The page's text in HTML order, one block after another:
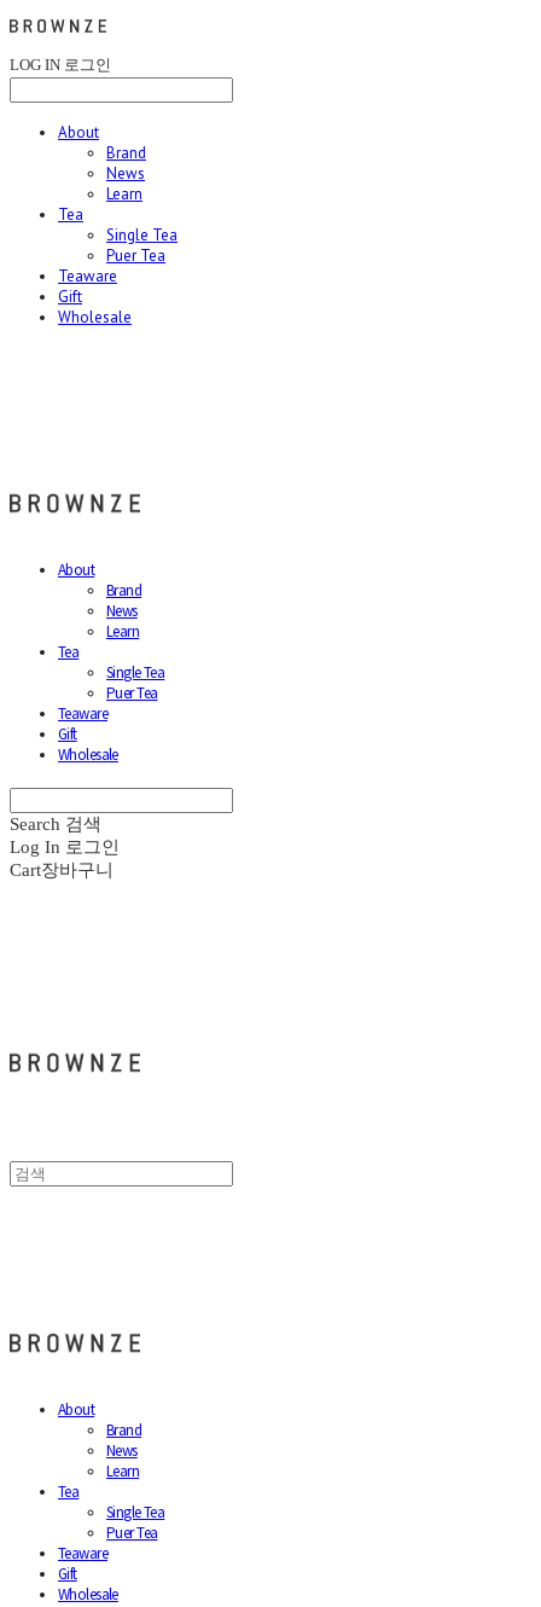
LOG IN 로그인
About
Brand
News
Learn
Tea
Single Tea
Puer Tea
Teaware
Gift
Wholesale
About
Brand
News
Learn
Tea
Single Tea
Puer Tea
Teaware
Gift
Wholesale
Search 검색
Log In 로그인
Cart장바구니
About
Brand
News
Learn
Tea
Single Tea
Puer Tea
Teaware
Gift
Wholesale